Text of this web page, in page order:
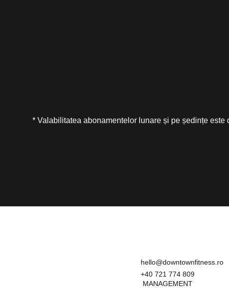
* Valabilitatea abonamentelor lunare și pe ședințe
hello@downtownfitness.ro
+40 721 774 809
MANAGEMENT